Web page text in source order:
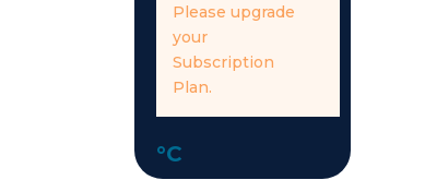
Please upgrade
your
Subscription
Plan.
°C